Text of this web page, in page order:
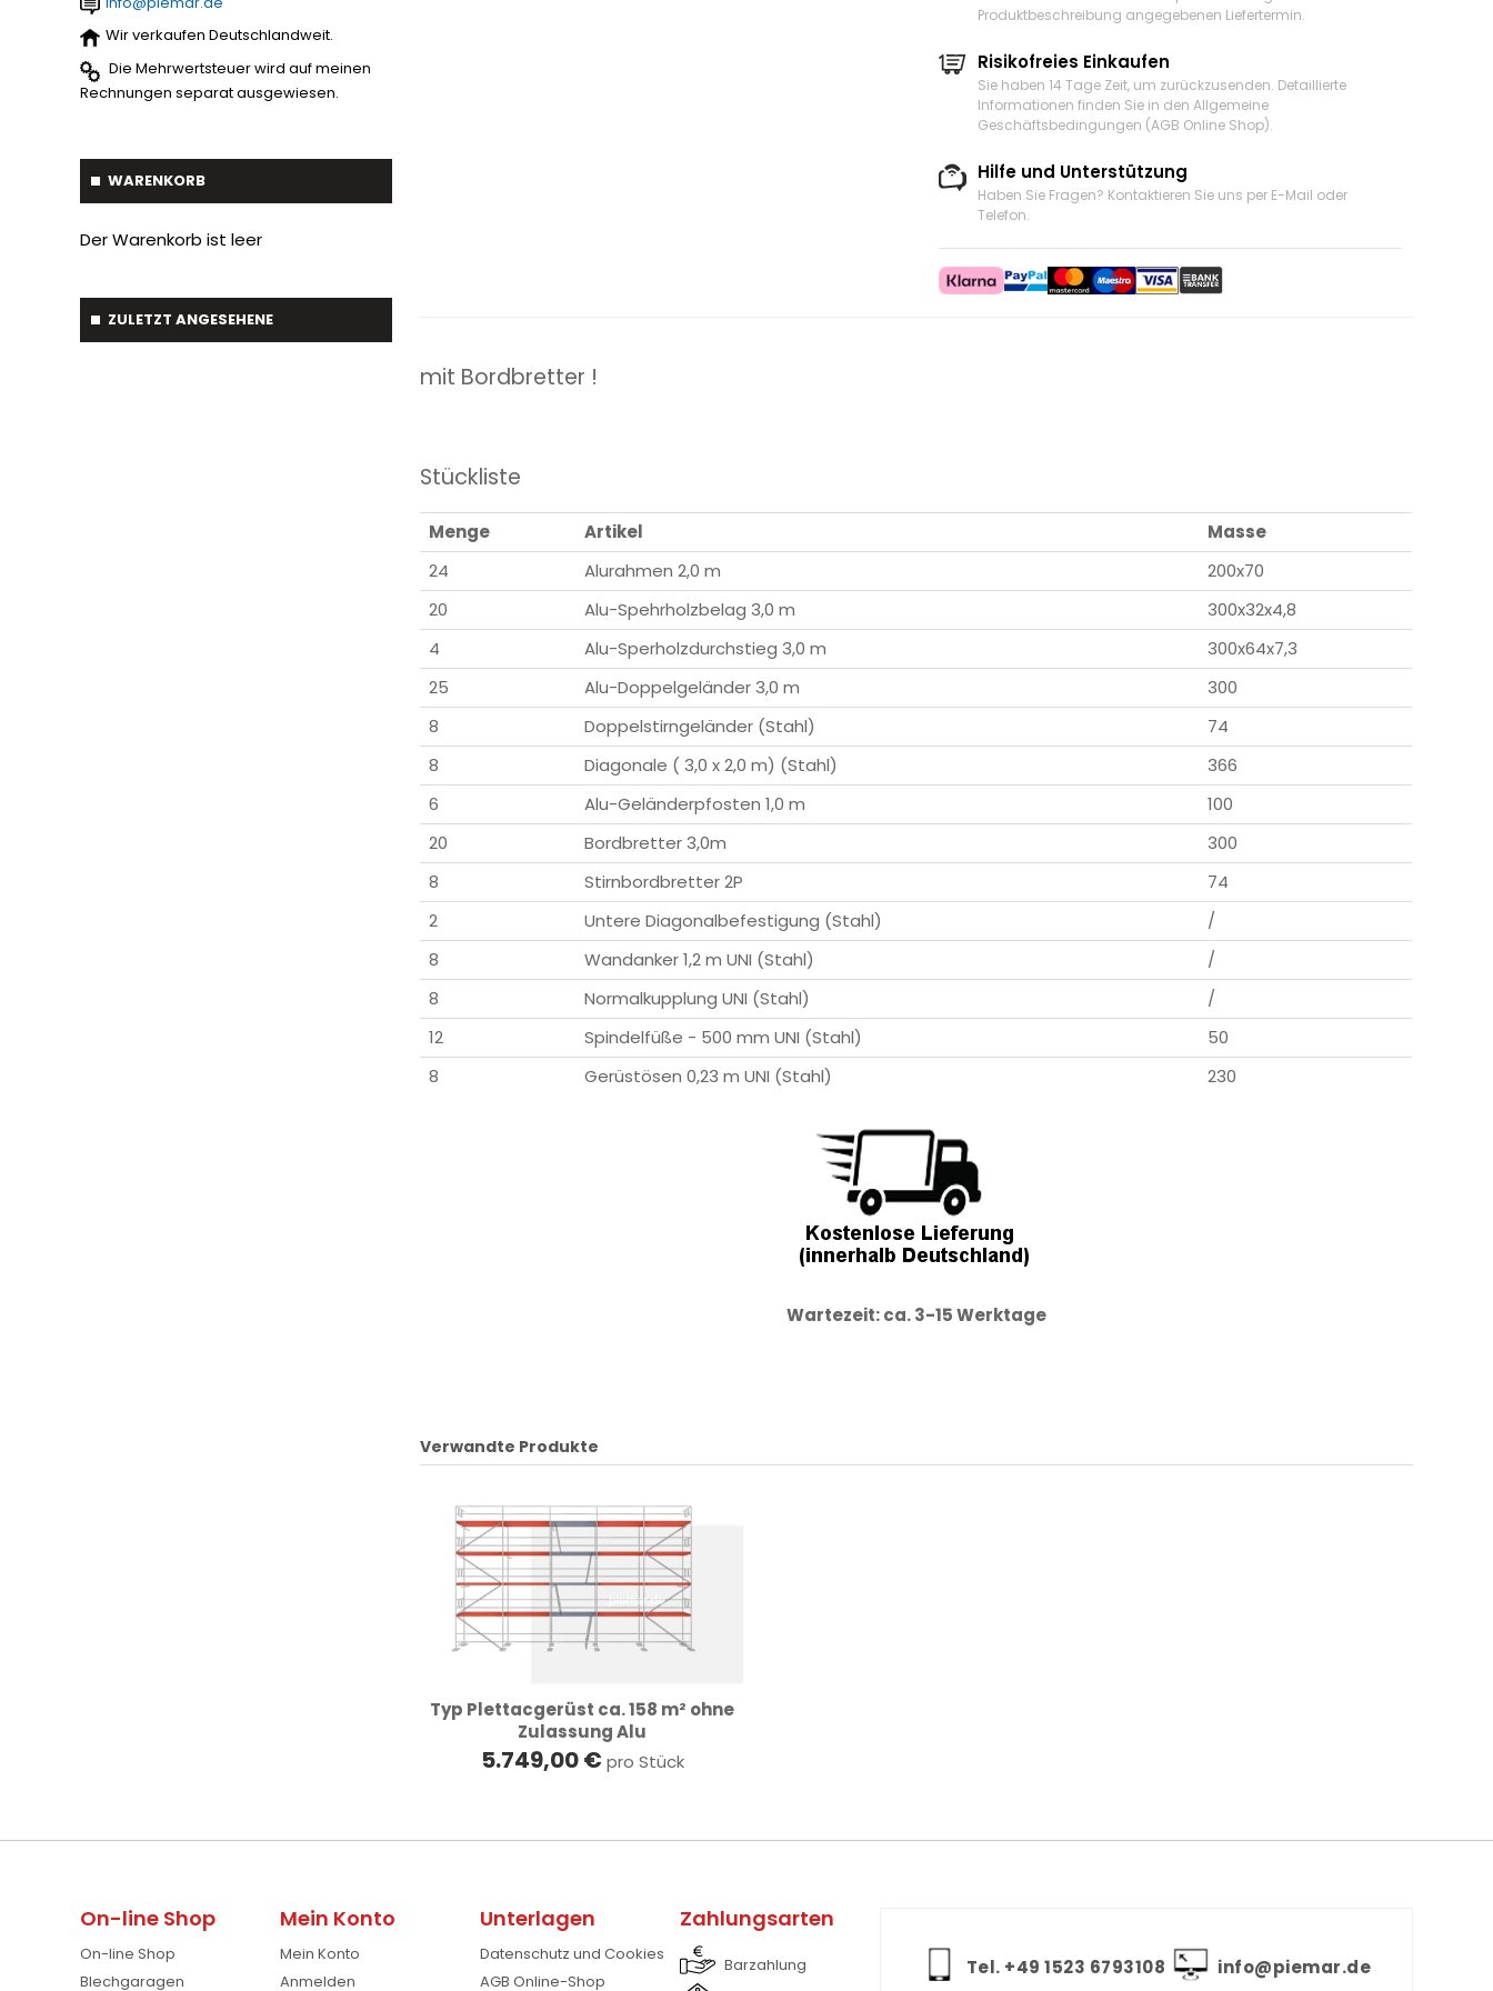
Streuer
Ballengreifer 7
Schaufel 17
Planierschild 4
Silageschieber 2
Baumverpflanzer
Gabelstapler-Euroaufnahme 1
Wir verkaufen Deutschlandweit.
Die Mehrwertsteuer wird auf meinen
Rechnungen separat ausgewiesen.
WARENKORB
Der Warenkorb ist leer
ZULETZT ANGESEHENE
Produktbeschreibung angegebenen Liefertermin.
Risikofreies Einkaufen
Sie haben 14 Tage Zeit, um zurückzusenden. Detaillierte
Informationen finden Sie in den Allgemeine
Geschäftsbedingungen (AGB Online Shop).
Hilfe und Unterstützung
Haben Sie Fragen? Kontaktieren Sie uns per E-Mail oder
Telefon.
mit Bordbretter !
Stückliste
Menge Artikel
Masse
24
Alurahmen 2,0 m
200x70
20
Alu-Spehrholzbelag 3,0 m
300x32x4,8
4
Alu-Sperholzdurchstieg 3,0 m
300x64x7,3
25
Alu-Doppelgeländer 3,0 m
300
8
Doppelstirngeländer (Stahl)
74
8
Diagonale ( 3,0 x 2,0 m) (Stahl)
366
6
Alu-Geländerpfosten 1,0 m
100
20
Bordbretter 3,0m
300
8
Stirnbordbretter 2P
74
2
Untere Diagonalbefestigung (Stahl)
/
8
Wandanker 1,2 m UNI (Stahl)
/
8
Normalkupplung UNI (Stahl)
/
12
Spindelfüße - 500 mm UNI (Stahl)
50
8
Gerüstösen 0,23 m UNI (Stahl) 230
Wartezeit: ca. 3-15 Werktage
Verwandte Produkte
Typ Plettacgerüst ca. 158 m² ohne
Zulassung Alu
5.749,00 € pro Stück
On-line Shop
On-line Shop
Blechgaragen
Mein Konto
Mein Konto
Anmelden
Unterlagen
Datenschutz und Cookies
AGB Online-Shop
Zahlungsarten
Barzahlung Tel. +‪49 1523 6793108 info@piemar.de